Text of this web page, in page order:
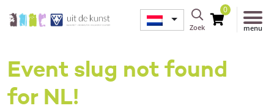
Zoek
0
menu
Event slug not found
for NL!